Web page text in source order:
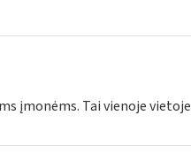
įmonėms. Tai vienoje vietoje